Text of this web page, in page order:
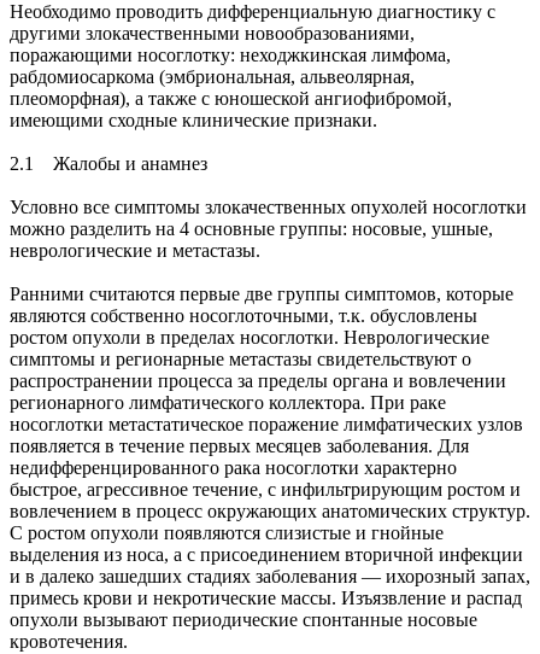
Необходимо проводить дифференциальную диагностику с
другими злокачественными новообразованиями,
поражающими носоглотку: неходжкинская лимфома,
рабдомиосаркома (эмбриональная, альвеолярная,
плеоморфная), а также с юношеской ангиофибромой,
имеющими сходные клинические признаки.
2.1 Жалобы и анамнез
Условно все симптомы злокачественных опухолей носоглотки
можно разделить на 4 основные группы: носовые, ушные,
неврологические и метастазы.
Ранними считаются первые две группы симптомов, которые
являются собственно носоглоточными, т.к. обусловлены
ростом опухоли в пределах носоглотки. Неврологические
симптомы и регионарные метастазы свидетельствуют о
распространении процесса за пределы органа и вовлечении
регионарного лимфатического коллектора. При раке
носоглотки метастатическое поражение лимфатических узлов
появляется в течение первых месяцев заболевания. Для
недифференцированного рака носоглотки характерно
быстрое, агрессивное течение, с инфильтрирующим ростом и
вовлечением в процесс окружающих анатомических структур.
С ростом опухоли появляются слизистые и гнойные
выделения из носа, а с присоединением вторичной инфекции
и в далеко зашедших стадиях заболевания — ихорозный запах,
примесь крови и некротические массы. Изъязвление и распад
опухоли вызывают периодические спонтанные носовые
кровотечения.